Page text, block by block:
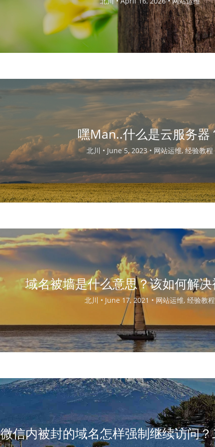
嘿Man..什么是云服务器
北川 •June 5, 2023 • 网站运维, 经验教程
域名被墙是什么意思？该如何解决
北川 • June 17, 2021 •网站运维, 经验教程
微信内被封的域名怎样强制继续访问